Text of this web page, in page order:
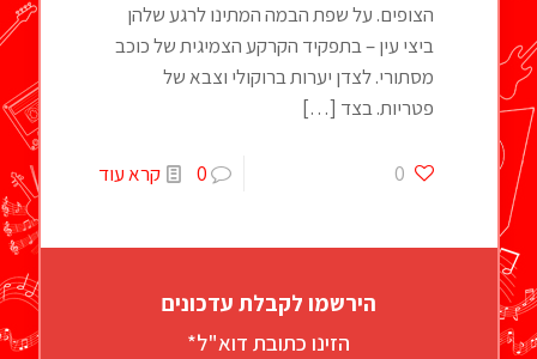
הצופים. על שפת הבמה המתינו לרגע שלהן
ביצי עין – בתפקיד הקרקע הצמיגית של כוכב
מסתורי. לצדן יערות ברוקולי וצבא של
פטריות. בצד […]
0
0 קרא עוד
הירשמו לקבלת עדכונים
הזינו כתובת דוא"ל*